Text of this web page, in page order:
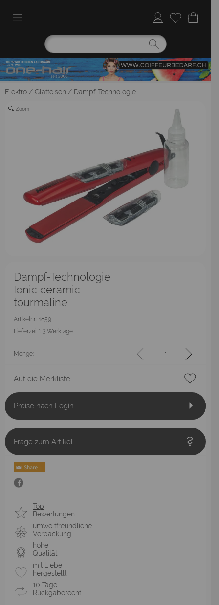
Elektro / Glätteisen / Dampf-Technologie
Zoom
Dampf-Technologie
Ionic ceramic
tourmaline
Artikelnr.: 1859
Lieferzeit*: 3 Werktage
Menge:
Auf die Merkliste
Preise nach Login
Frage zum Artikel
Top
Bewertungen
umweltfreundliche
Verpackung
hohe
Qualität
mit Liebe
hergestellt
10 Tage
Rückgaberecht